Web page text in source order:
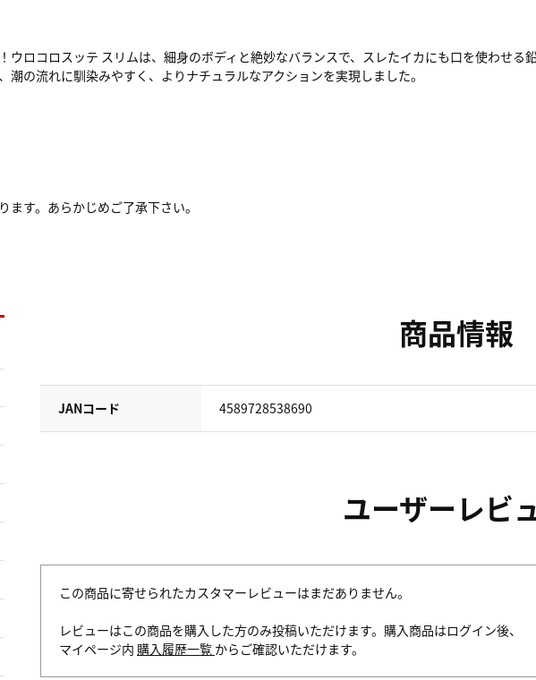
ウロコロスッテ スリムは、細身のボディと絶妙なバランスで、スレたイカにも口を使わせ
潮の流れに馴染みやすく、よりナチュラルなアクションを実現しました。
す。あらかじめご了承下さい。
商品情報
JANコード 4589728538690
ユーザーレビ
この商品に寄せられたカスタマーレビューはまだありません。
レビューはこの商品を購入した方のみ投稿いただけます。購入商品はログイン後、
マイページ内 購入履歴一覧 からご確認いただけます。